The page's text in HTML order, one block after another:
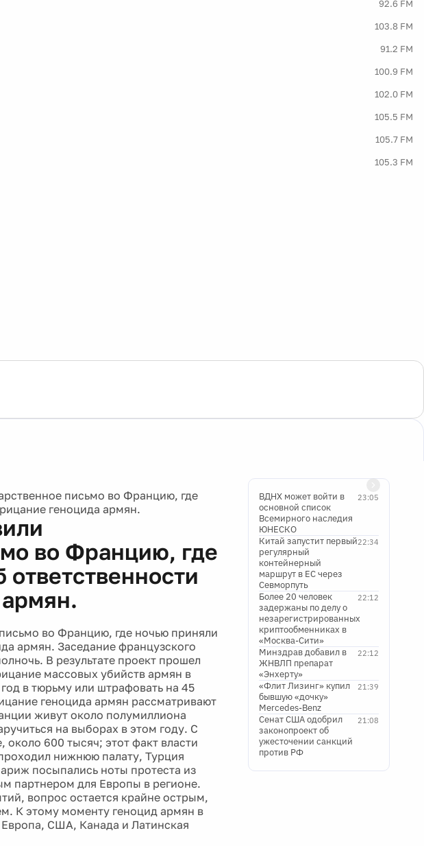
92.6 FM
103.8 FM
91.2 FM
100.9 FM
102.0 FM
105.5 FM
105.7 FM
105.3 FM
письмо во Францию, где
геноцида армян.
во Францию, где
во Францию, где ночью приняли
армян. Заседание французского
В результате проект прошел
массовых убийств армян в
в тюрьму или штрафовать на 45
геноцида армян рассматривают
живут около полумиллиона
на выборах в этом году. С
600 тысяч; этот факт власти
нижнюю палату, Турция
посыпались ноты протеста из
партнером для Европы в регионе.
вопрос остается крайне острым,
К этому моменту геноцид армян в
США, Канада и Латинская
23:05
ВДНХ может войти в
основной список
Всемирного наследия
ЮНЕСКО
22:34
Китай запустит первый
регулярный
контейнерный
маршрут в ЕС через
Севморпуть
22:12
Более 20 человек
задержаны по делу о
незарегистрированных
криптообменниках в
«Москва-Сити»
22:12
Минздрав добавил в
ЖНВЛП препарат
«Энхерту»
21:39
«Флит Лизинг» купил
бывшую «дочку»
Mercedes-Benz
21:08
Сенат США одобрил
законопроект об
ужесточении санкций
против РФ